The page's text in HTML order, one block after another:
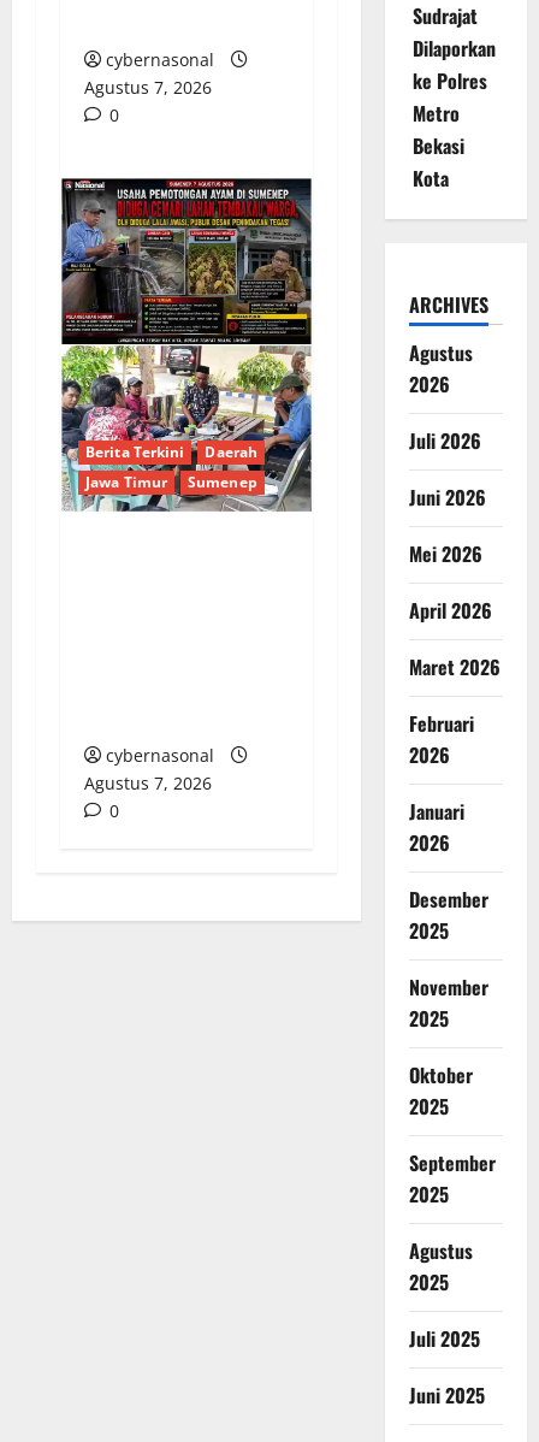
cybernasonal
Agustus 7, 2026
0
Berita Terkini
Daerah
Jawa Timur
Sumenep
cybernasonal
Agustus 7, 2026
0
Sudrajat
Dilaporkan
ke Polres
Metro
Bekasi
Kota
ARCHIVES
Agustus
2026
Juli 2026
Juni 2026
Mei 2026
April 2026
Maret 2026
Februari
2026
Januari
2026
Desember
2025
November
2025
Oktober
2025
September
2025
Agustus
2025
Juli 2025
Juni 2025